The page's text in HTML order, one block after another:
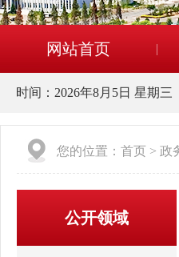
网站首页
时间： 2026年8月5日 星期三
您的位置： 首页 > 政
公开领域